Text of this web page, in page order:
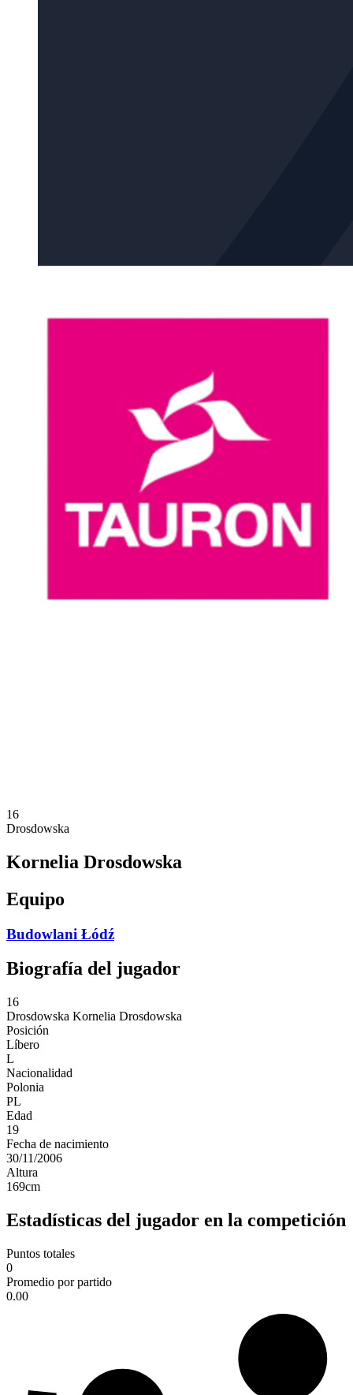
16
Drosdowska
Kornelia Drosdowska
Equipo
Budowlani Łódź
Biografía del jugador
16
Drosdowska Kornelia Drosdowska
Posición
Líbero
L
Nacionalidad
Polonia
PL
Edad
19
Fecha de nacimiento
30/11/2006
Altura
169cm
Estadísticas del jugador en la competición
Puntos totales
0
Promedio por partido
0.00